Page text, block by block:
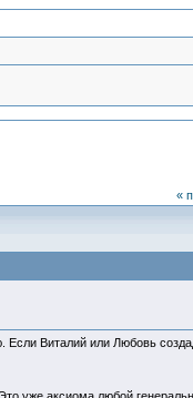
«
Если Виталий или Любовь